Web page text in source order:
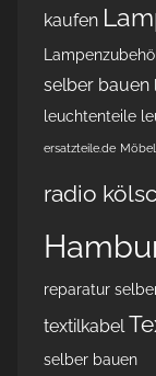
kaufen
selber bauen
leuchtenteile
ersatzteile.de
radio
reparatur
textilkabel
selber bauen